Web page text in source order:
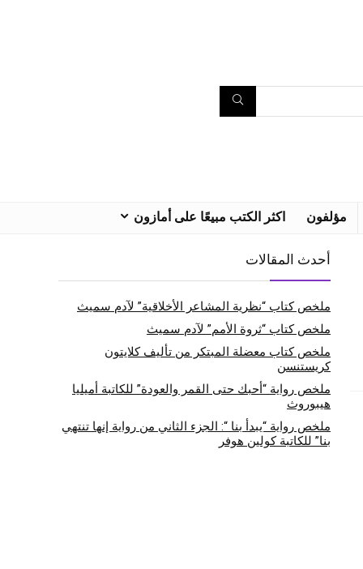
مؤلفون اكثر الكتب مبيعًا على أمازون
أحدث المقالات
ملخص كتاب “نظرية المشاعر الأخلاقية” لآدم سميث
ملخص كتاب “ثروة الأمم” لآدم سميث
ملخص كتاب معضلة المبتكر من تأليف كلايتون
كريستنسن
ملخص رواية “أحبك حتى القمر والعودة” للكاتبة أميليا
هيبوروث
ملخص رواية “يبدأ بنا “: الجزء الثاني من رواية إنها تنتهي
بنا” للكاتبة كولين هوفر